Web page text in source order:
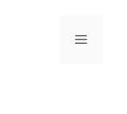
Menu